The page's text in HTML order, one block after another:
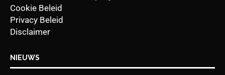
Cookie Beleid
Privacy Beleid
Disclaimer
NIEUWS